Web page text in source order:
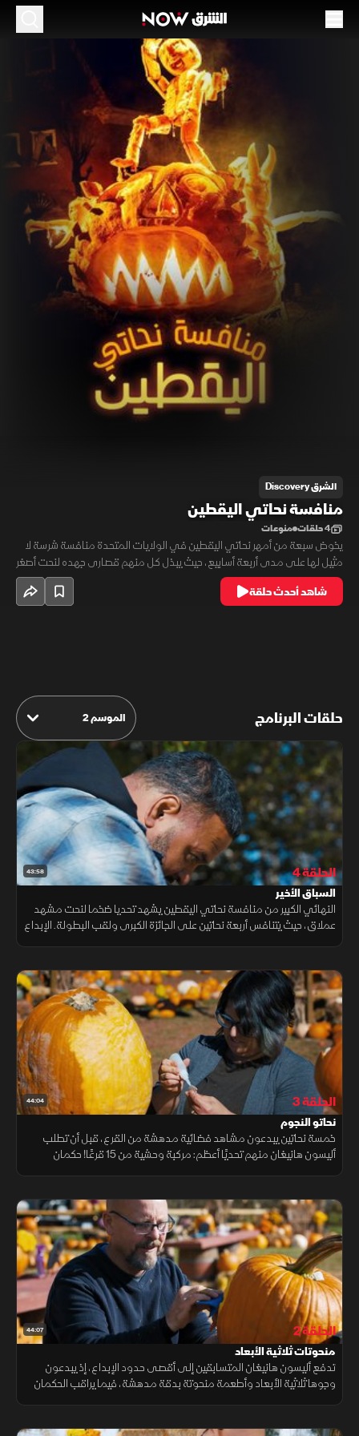
الشرق Discovery
منافسة نحاتي اليقطين
4 حلقات منوعات
يخوض سبعة من أمهر نحاتي اليقطين في الولايات المتحدة منافسة شرسة لا
مثيل لها على مدى أربعة أسابيع، حيث يبذل كل منهم قصارى جهده لنحت أصغر
التفاصيل وسحب أحشاء اليقطين بدقة. البعض سيسقط في الطريق، بينما
سيحصل آخر صامد على 25 ألف دولار ولقب بطل اليقطين المجنون، في تحدٍ
شاهد أحدث حلقة
حلقات البرنامج الموسم 2
43:58 الحلقة 4
السباق الأخير
النهائي الكبير من منافسة نحاتي اليقطين يشهد تحديا ضخما لنحت مشهد
عملاق، حيث يتنافس أربعة نحاتين على الجائزة الكبرى ولقب البطولة. الإبداع
44:04 الحلقة 3
نحاتو النجوم
خمسة نحاتين يبدعون مشاهد فضائية مدهشة من القرع، قبل أن تطلب
أليسون هانيغان منهم تحديًا أعظم: مركبة وحشية من 15 قرعًا! حكمان
44:07 الحلقة 2
منحوتات ثلاثية الأبعاد
تدفع أليسون هانيغان المتسابقين إلى أقصى حدود الإبداع، إذ يبدعون
وجوها ثلاثية الأبعاد وأطعمة منحوتة بدقة مدهشة، فيما يراقب الحكمان